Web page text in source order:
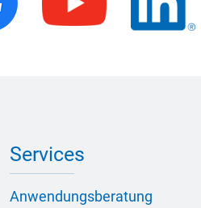
Services
Anwendungsberatung